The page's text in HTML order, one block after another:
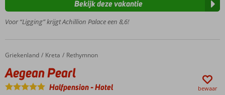
op het
dak met
prachtig
Vlak bij
het
strand
gelegen
Voor “Ligging” krijgt Achillion Palace een 8,6!
Bekijk deze vakantie
Home
Griekenland Kreta Rethymnon
Aegean Pearl
Aegean Pearl
Halfpension-Hotel bewaar